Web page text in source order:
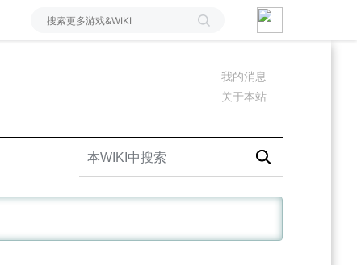
我的消息
关于本站